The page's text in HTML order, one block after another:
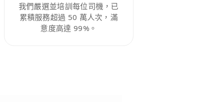
我們嚴選並培訓每位司機，已
累積服務超過 50 萬人次，滿
意度高達 99%。